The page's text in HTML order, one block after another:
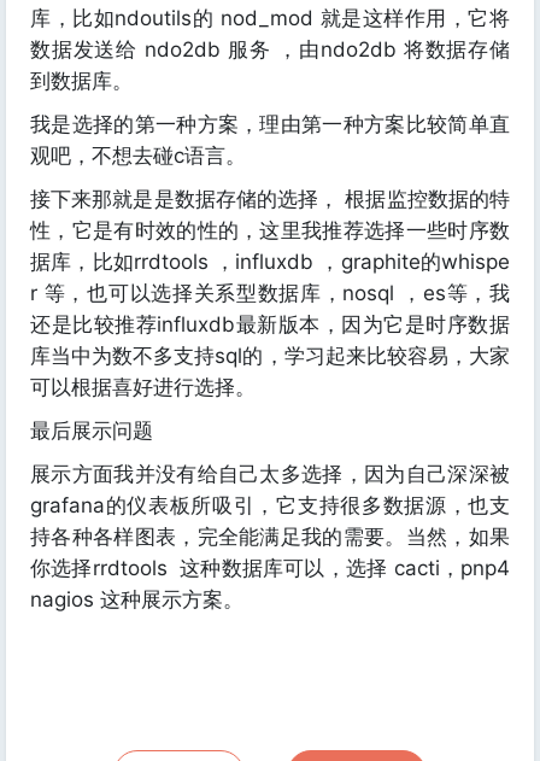
库，比如ndoutils的 nod_mod 就是这样作用，它将
数据发送给 ndo2db 服务 ，由ndo2db 将数据存储
到数据库。
我是选择的第一种方案，理由第一种方案比较简单直
观吧，不想去碰c语言。
接下来那就是是数据存储的选择， 根据监控数据的特
性，它是有时效的性的，这里我推荐选择一些时序数
据库，比如rrdtools ，influxdb ，graphite的whispe
r 等，也可以选择关系型数据库，nosql ，es等，我
还是比较推荐influxdb最新版本，因为它是时序数据
库当中为数不多支持sql的，学习起来比较容易，大家
可以根据喜好进行选择。
最后展示问题
展示方面我并没有给自己太多选择，因为自己深深被
grafana的仪表板所吸引，它支持很多数据源，也支
持各种各样图表，完全能满足我的需要。当然，如果
你选择rrdtools 这种数据库可以，选择 cacti，pnp4
nagios 这种展示方案。